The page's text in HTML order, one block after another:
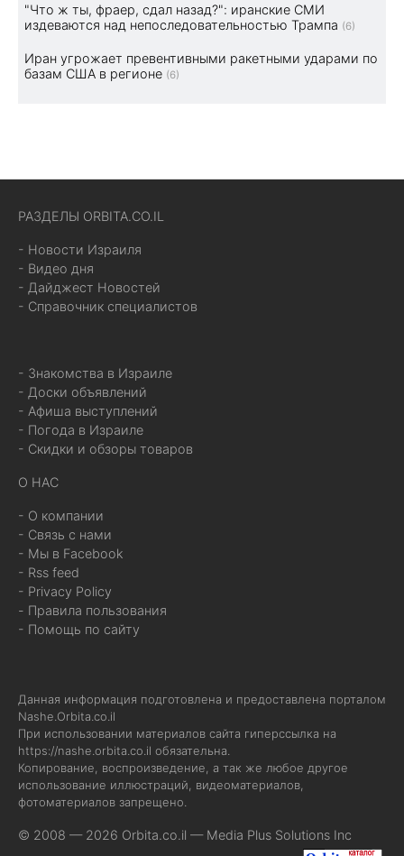
"Что ж ты, фраер, сдал назад?": иранские СМИ
издеваются над непоследовательностью Трампа (6)
Иран угрожает превентивными ракетными ударами по
базам США в регионе (6)
РАЗДЕЛЫ ORBITA.CO.IL
- Новости Израиля
- Видео дня
- Дайджест Новостей
- Справочник специалистов
- Знакомства в Израиле
- Доски объявлений
- Афиша выступлений
- Погода в Израиле
- Скидки и обзоры товаров
О НАС
- О компании
- Связь с нами
- Мы в Facebook
- Rss feed
- Privacy Policy
- Правила пользования
- Помощь по сайту
Данная информация подготовлена и предоставлена порталом
Nashe.Orbita.co.il
При использовании материалов сайта гиперссылка на
https://nashe.orbita.co.il обязательна.
Копирование, воспроизведение, а так же любое другое
использование иллюстраций, видеоматериалов,
фотоматериалов запрещено.
© 2008 — 2026 Orbita.co.il — Media Plus Solutions Inc